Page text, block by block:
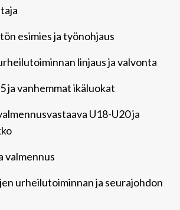
esimies ja työnohjaus
linjaus ja valvonta
ja vanhemmat ikäluokat
U18-U20 ja
valmennus
urheilutoiminnan ja seurajohdon